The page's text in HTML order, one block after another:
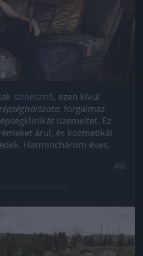
színésznő, ezen kívül
: forgalmaz
üzemeltet. Ez
árul, és kozmetikái
Harminchárom éves.